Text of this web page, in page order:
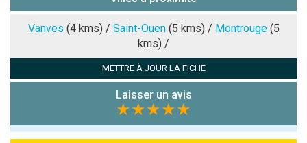
Note que vous souhaitez attribuer :
Antispam -
Avis sur
Vanves (4 kms) / Saint-Ouen(5 kms) / Montrouge(5
kms) /
METTRE À JOUR LA FICHE
Laisser un avis
★★★★★